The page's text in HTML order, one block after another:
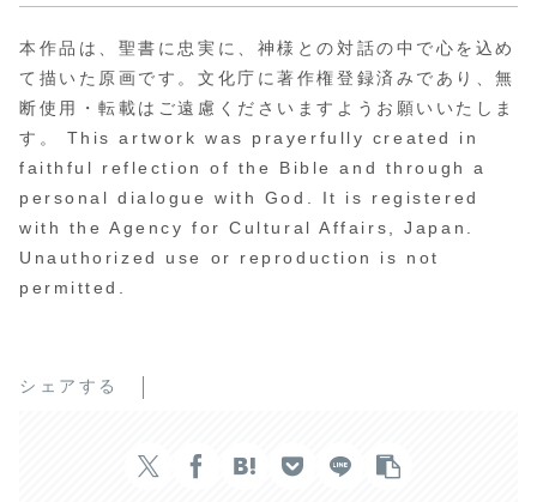
本作品は、聖書に忠実に、神様との対話の中で心を込め
て描いた原画です。文化庁に著作権登録済みであり、無
断使用・転載はご遠慮くださいますようお願いいたしま
す。 This artwork was prayerfully created in
faithful reflection of the Bible and through a
personal dialogue with God. It is registered
with the Agency for Cultural Affairs, Japan.
Unauthorized use or reproduction is not
permitted.
シェアする